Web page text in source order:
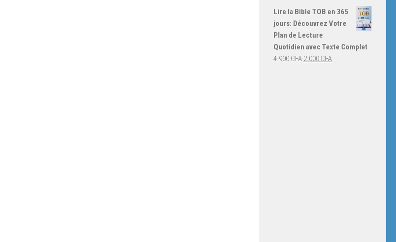
initial
4.900 CFA.
actuel
est :
2.000 CFA.
Lire la Bible TOB en 365
jours: Découvrez Votre
Plan de Lecture
Quotidien avec Texte Complet
4.900CFA Le
2.000 CFALe